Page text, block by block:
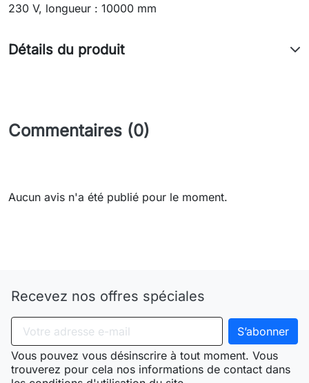
230 V, longueur : 10000 mm
Détails du produit
Commentaires (0)
Aucun avis n'a été publié pour le moment.
Recevez nos offres spéciales
Vous pouvez vous désinscrire à tout moment. Vous
trouverez pour cela nos informations de contact dans